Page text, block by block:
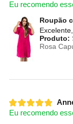
Eu recomendo
Roupão
Produto:
Rosa
Eu recomendo